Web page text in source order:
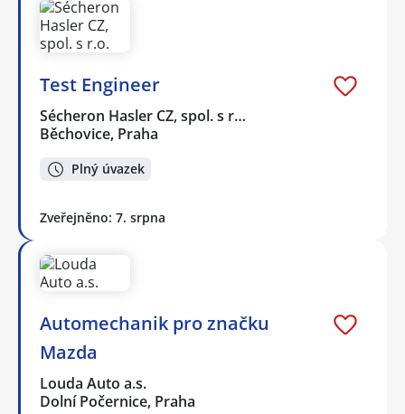
Test Engineer
Sécheron Hasler CZ, spol. s r…
Běchovice, Praha
Plný úvazek
Zveřejněno: 7. srpna
Automechanik pro značku
Mazda
Louda Auto a.s.
Dolní Počernice, Praha